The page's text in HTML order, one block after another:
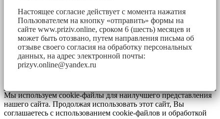
Настоящее согласие действует с момента нажатия
Пользователем на кнопку «отправить» формы на
сайте www.priziv.online, сроком 6 (шесть) месяцев и
может быть отозвано, путем направления письма об
отзыве своего согласия на обработку персональных
данных, на адрес электронной почты:
prizyv.online@yandex.ru
Мы используем cookie-файлы для наилучшего представления
нашего сайта. Продолжая использовать этот сайт, Вы
соглашаетесь с использованием cookie-файлов и обработкой